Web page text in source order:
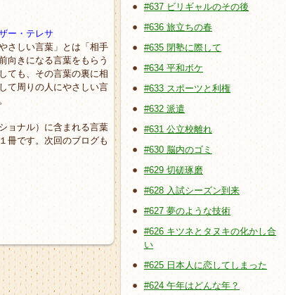
ー ・テレサ
さしい言葉」とは「相手
向きになる言葉をもらう
ても、その言葉の裏に相
て周りの人にやさしい言
ョナル）に含まれる言葉
冊です。次回のブログも
#637 ビリギャルのその後
#636 旅立ちの春
#635 閉塾に際して
#634 平和ボケ
#633 スポーツと利権
#632 派遣
#631 公立校離れ
#630 脳内のゴミ
#629 切磋琢磨
#628 入試シーズン到来
#627 夢のような技術
#626 キツネとタヌキの化かし合
い
#625 日本人に恋してしまった
#624 午年はどんな年？